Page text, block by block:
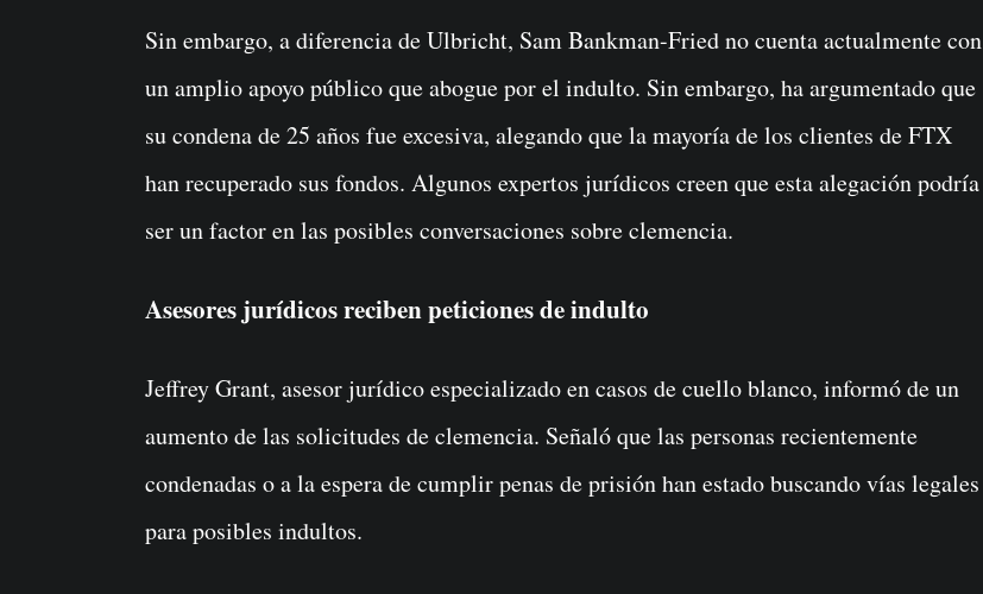
Sin embargo, a diferencia de Ulbricht, Sam Bankman-Fried no cuenta actualmente con
un amplio apoyo público que abogue por el indulto. Sin embargo, ha argumentado que
su condena de 25 años fue excesiva, alegando que la mayoría de los clientes de FTX
han recuperado sus fondos. Algunos expertos jurídicos creen que esta alegación podría
ser un factor en las posibles conversaciones sobre clemencia.
Asesores jurídicos reciben peticiones de indulto
Jeffrey Grant, asesor jurídico especializado en casos de cuello blanco, informó de un
aumento de las solicitudes de clemencia. Señaló que las personas recientemente
condenadas o a la espera de cumplir penas de prisión han estado buscando vías legales
para posibles indultos.